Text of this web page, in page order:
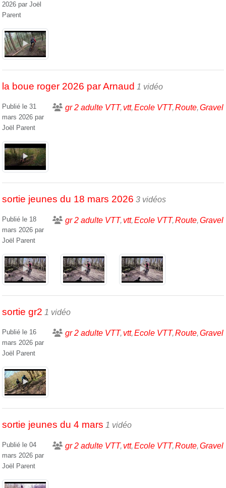
2026 par Joël
Parent
la boue roger 2026 par Arnaud 1 vidéo
gr 2 adulte VTT vtt Ecole VTT Route Gravel
Publié le 31
mars 2026 par
Joël Parent
sortie jeunes du 18 mars 2026 3 vidéos
gr 2 adulte VTT vtt Ecole VTT Route Gravel
Publié le 18
mars 2026 par
Joël Parent
sortie gr2 1 vidéo
gr 2 adulte VTT vtt Ecole VTT Route Gravel
Publié le 16
mars 2026 par
Joël Parent
sortie jeunes du 4 mars 1 vidéo
gr 2 adulte VTT vtt Ecole VTT Route Gravel
Publié le 04
mars 2026 par
Joël Parent